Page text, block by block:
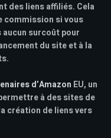
des liens affiliés. Cela
commission si vous
aucun surcoût pour
du site et à la
d’Amazon EU, un
à des sites de
création de liens vers